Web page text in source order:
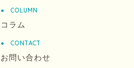
COLUMN
コラム
CONTACT
お問い合わせ